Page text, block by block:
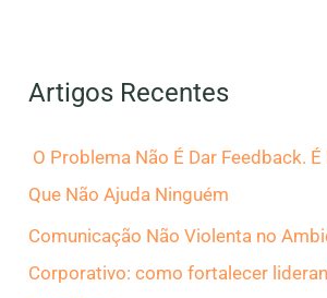
u
s
a
r
p
Artigos Recentes
O Problema Não É Dar Feedback.
Que Não Ajuda Ninguém
Comunicação Não Violenta no
Corporativo: como fortalecer